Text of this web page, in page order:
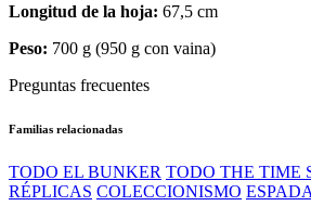
Longitud de la hoja: 67,5 cm
Peso: 700 g (950 g con vaina)
Preguntas frecuentes
Familias relacionadas
TODO EL BUNKER TODO THE TIME
RÉPLICAS COLECCIONISMO